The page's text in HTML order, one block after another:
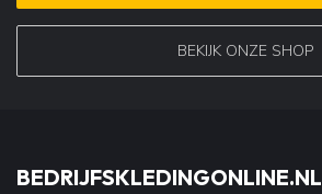
BEKIJK ONZE SHOP
BEDRIJFSKLEDINGONLINE.NL